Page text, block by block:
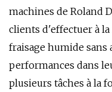
machines de Roland
clients d'effectuer à la
fraisage humide sans
performances dans
plusieurs tâches à la